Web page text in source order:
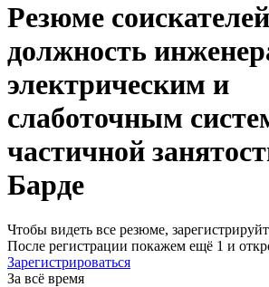
Резюме
должность
электрическим и
слаботочным
частичной
Барде
Чтобы видеть все резюме,
После регистрации покажем ещё 1 и
Зарегистрироваться
За всё время